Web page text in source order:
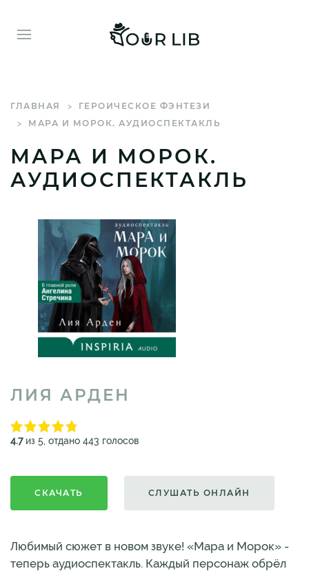
ГЛАВНАЯ
ГЕРОИЧЕСКОЕ ФЭНТЕЗИ
МАРА И МОРОК. АУДИОСПЕКТАКЛЬ
МАРА И МОРОК.
АУДИОСПЕКТАКЛЬ
ЛИЯ АРДЕН
4.7из 5, отдано 443 голосов
СКАЧАТЬ СЛУШАТЬ ОНЛАЙН
Любимый сюжет в новом звуке! «Мара и Морок» -
теперь аудиоспектакль. Каждый персонаж обрёл